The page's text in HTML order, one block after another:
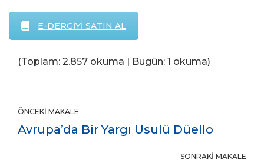
E-DERGİYİ SATIN AL
(Toplam: 2.857 okuma | Bugün: 1 okuma)
ÖNCEKI MAKALE
Avrupa’da Bir Yargı Usulü Düello
SONRAKI MAKALE